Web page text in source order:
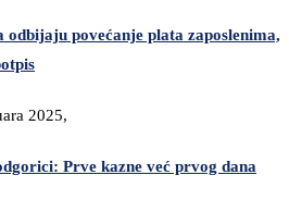
odbijaju povećanje plata zaposlenima,
2025,
Prve kazne već prvog dana